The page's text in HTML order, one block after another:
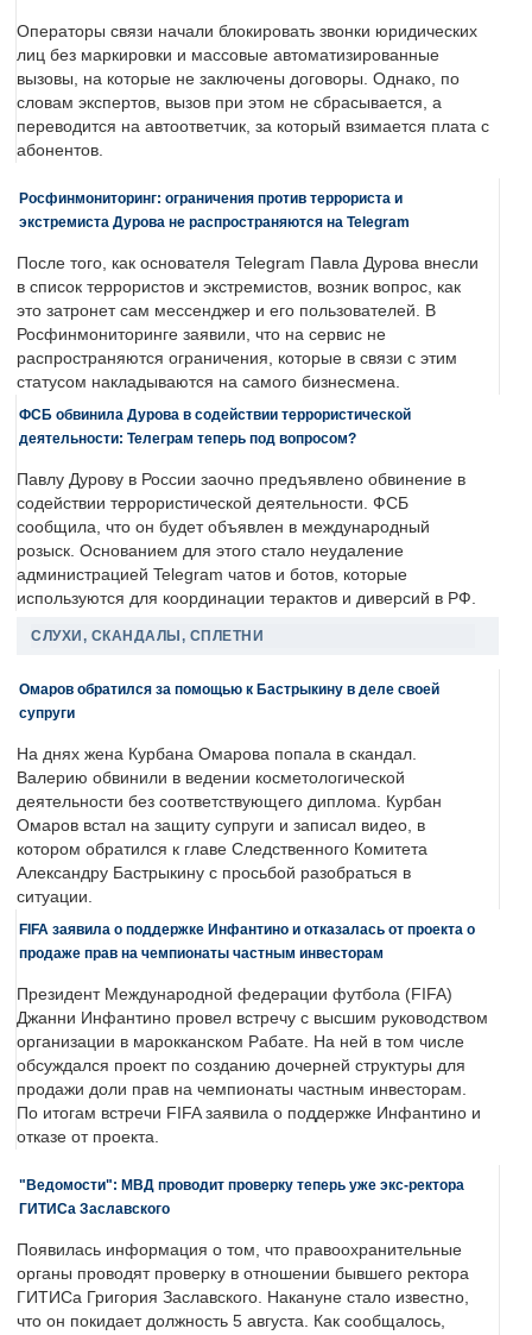
Операторы связи начали блокировать звонки юридических
лиц без маркировки и массовые автоматизированные
вызовы, на которые не заключены договоры. Однако, по
словам экспертов, вызов при этом не сбрасывается, а
переводится на автоответчик, за который взимается плата с
абонентов.
Росфинмониторинг: ограничения против террориста и
экстремиста Дурова не распространяются на Telegram
После того, как основателя Telegram Павла Дурова внесли
в список террористов и экстремистов, возник вопрос, как
это затронет сам мессенджер и его пользователей. В
Росфинмониторинге заявили, что на сервис не
распространяются ограничения, которые в связи с этим
статусом накладываются на самого бизнесмена.
ФСБ обвинила Дурова в содействии террористической
деятельности: Телеграм теперь под вопросом?
Павлу Дурову в России заочно предъявлено обвинение в
содействии террористической деятельности. ФСБ
сообщила, что он будет объявлен в международный
розыск. Основанием для этого стало неудаление
администрацией Telegram чатов и ботов, которые
используются для координации терактов и диверсий в РФ.
СЛУХИ, СКАНДАЛЫ, СПЛЕТНИ
Омаров обратился за помощью к Бастрыкину в деле своей
супруги
На днях жена Курбана Омарова попала в скандал.
Валерию обвинили в ведении косметологической
деятельности без соответствующего диплома. Курбан
Омаров встал на защиту супруги и записал видео, в
котором обратился к главе Следственного Комитета
Александру Бастрыкину с просьбой разобраться в
ситуации.
FIFA заявила о поддержке Инфантино и отказалась от проекта о
продаже прав на чемпионаты частным инвесторам
Президент Международной федерации футбола (FIFA)
Джанни Инфантино провел встречу с высшим руководством
организации в марокканском Рабате. На ней в том числе
обсуждался проект по созданию дочерней структуры для
продажи доли прав на чемпионаты частным инвесторам.
По итогам встречи FIFA заявила о поддержке Инфантино и
отказе от проекта.
"Ведомости": МВД проводит проверку теперь уже экс-ректора
ГИТИСа Заславского
Появилась информация о том, что правоохранительные
органы проводят проверку в отношении бывшего ректора
ГИТИСа Григория Заславского. Накануне стало известно,
что он покидает должность 5 августа. Как сообщалось,